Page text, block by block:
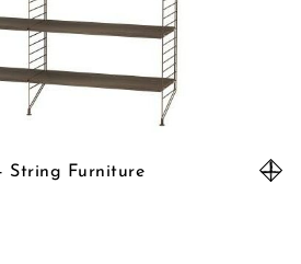
String Furniture